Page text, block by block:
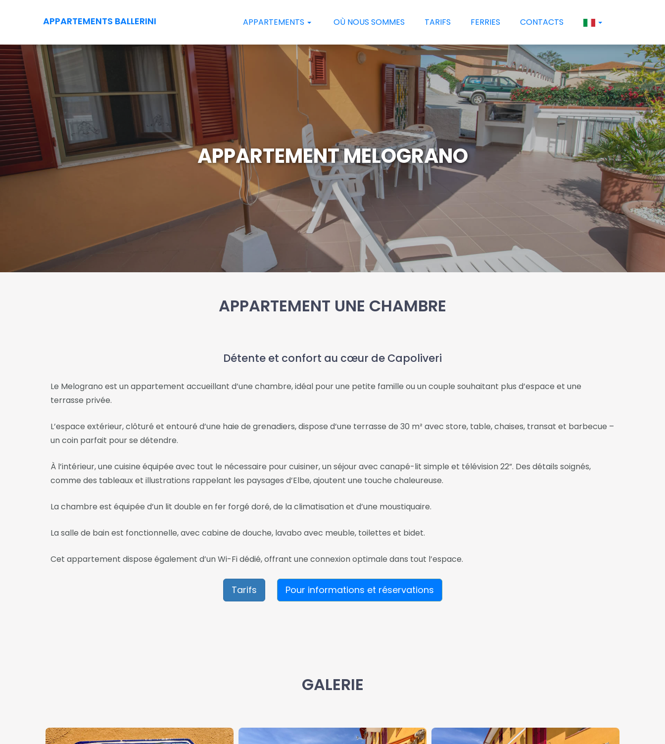
APPARTEMENTS BALLERINI APPARTEMENTS OÙ NOUS SOMMES TARIFS FERRIES CONTACTS
APPARTEMENT MELOGRANO
APPARTEMENT UNE CHAMBRE
Détente et confort au cœur de Capoliveri
Le Melograno est un appartement accueillant d’une chambre, idéal pour une petite famille ou un couple souhaitant plus d’espace et une
terrasse privée.
L’espace extérieur, clôturé et entouré d’une haie de grenadiers, dispose d’une terrasse de 30 m² avec store, table, chaises, transat et barbecue –
un coin parfait pour se détendre.
À l’intérieur, une cuisine équipée avec tout le nécessaire pour cuisiner, un séjour avec canapé-lit simple et télévision 22”. Des détails soignés,
comme des tableaux et illustrations rappelant les paysages d’Elbe, ajoutent une touche chaleureuse.
La chambre est équipée d’un lit double en fer forgé doré, de la climatisation et d’une moustiquaire.
La salle de bain est fonctionnelle, avec cabine de douche, lavabo avec meuble, toilettes et bidet.
Cet appartement dispose également d’un Wi-Fi dédié, offrant une connexion optimale dans tout l’espace.
Tarifs Pour informations et réservations
GALERIE